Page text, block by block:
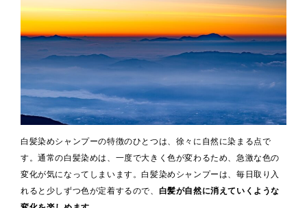
白髪染めシャンプーの特徴のひとつは、徐々に自然に染まる点で
す。通常の白髪染めは、一度で大きく色が変わるため、急激な色の
変化が気になってしまいます。白髪染めシャンプーは、毎日取り入
れると少しずつ色が定着するので、 白髪が自然に消えていくような